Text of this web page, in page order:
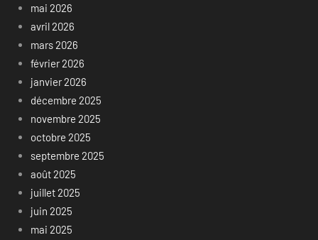
mai 2026
avril 2026
mars 2026
février 2026
janvier 2026
décembre 2025
novembre 2025
octobre 2025
septembre 2025
août 2025
juillet 2025
juin 2025
mai 2025